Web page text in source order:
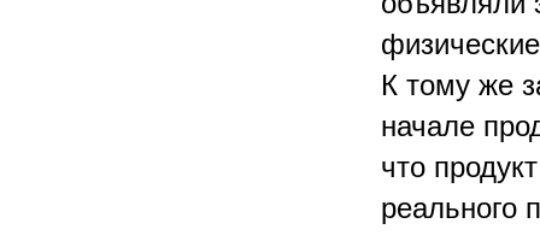
К тому же
начале
что
реального